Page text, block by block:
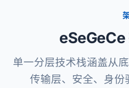
单一分层技术栈涵盖从
传输层、安全、身份